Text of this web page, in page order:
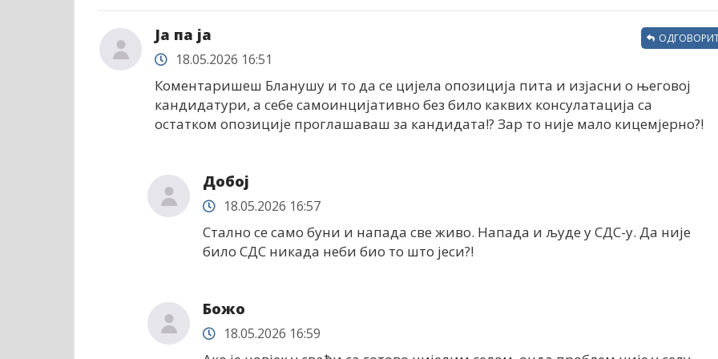
Ја па ја
18.05.2026 16:51
Коментаришеш Бланушу и то да се цијела опозиција пита и изјасни о његовој
кандидатури, а себе самоинцијативно без било каквих консулатација са
остатком опозиције проглашаваш за кандидата!? Зар то није мало кицемјерно?!
Добој
18.05.2026 16:57
Стално се само буни и напада све живо. Напада и људе у СДС-у. Да није
било СДС никада неби био то што јеси?!
Божо
18.05.2026 16:59